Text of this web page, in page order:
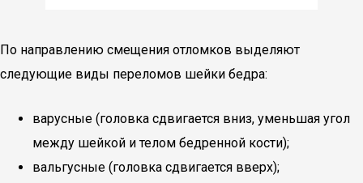
По направлению смещения отломков выделяют
следующие виды переломов шейки бедра:
варусные (головка сдвигается вниз, уменьшая угол
между шейкой и телом бедренной кости);
вальгусные (головка сдвигается вверх);